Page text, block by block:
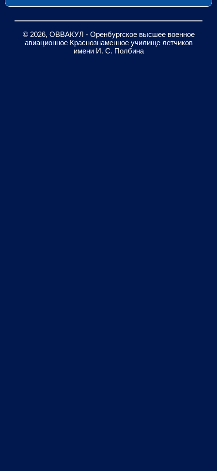
© 2026, ОВВАКУЛ - Оренбургское высшее военное
авиационное Краснознаменное училище летчиков
имени И. С. Полбина